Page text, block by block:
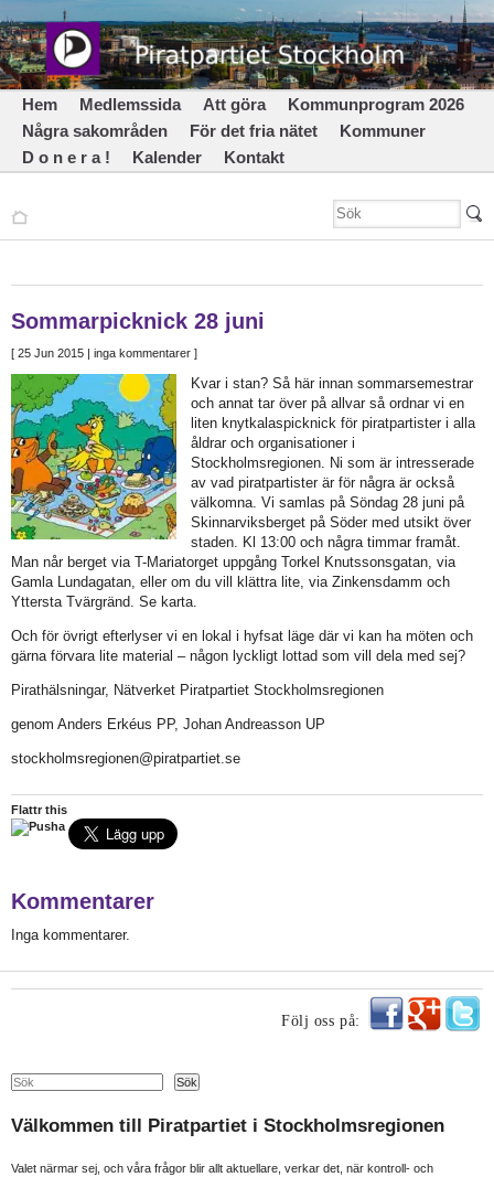
Hem Medlemssida Att göra
Kommunprogram 2026
Några sakområden
För det fria nätet
Kommuner
D o n e r a !
Kalender Kontakt
Sommarpicknick 28 juni
[ 25 Jun 2015 | inga kommentarer ]
Kvar i stan? Så här innan sommarsemestrar
och annat tar över på allvar så ordnar vi en
liten knytkalaspicknick för piratpartister i alla
åldrar och organisationer i
Stockholmsregionen. Ni som är intresserade
av vad piratpartister är för några är också
välkomna. Vi samlas på Söndag 28 juni på
Skinnarviksberget på Söder med utsikt över
staden. Kl 13:00 och några timmar framåt.
Man når berget via T-Mariatorget uppgång Torkel Knutssonsgatan, via
Gamla Lundagatan, eller om du vill klättra lite, via Zinkensdamm och
Yttersta Tvärgränd. Se karta.
Och för övrigt efterlyser vi en lokal i hyfsat läge där vi kan ha möten och
gärna förvara lite material – någon lyckligt lottad som vill dela med sej?
Pirathälsningar, Nätverket Piratpartiet Stockholmsregionen
genom Anders Erkéus PP, Johan Andreasson UP
stockholmsregionen@piratpartiet.se
Flattr this
Kommentarer
Inga kommentarer.
Följ oss på:
Search Sök
Välkommen till Piratpartiet i Stockholmsregionen
Valet närmar sej, och våra frågor blir allt aktuellare, verkar det, när kontroll- och